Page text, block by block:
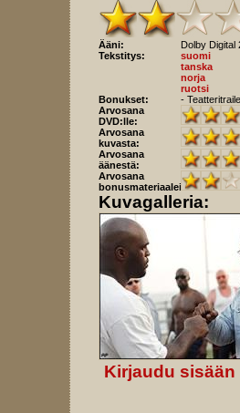
Ääni:
Dolby Digital
Tekstitys:
suomi
tanska
norja
ruotsi
Bonukset:
-
Arvosana
DVD:lle:
Arvosana
kuvasta:
Arvosana
äänestä:
Arvosana
bonusmateriaaleista:
Kuvagalleria:
Kirjaudu sisään